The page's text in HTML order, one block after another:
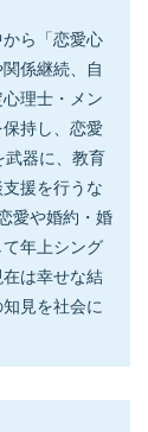
ら「恋愛心
係継続、自
理士・メン
持し、恋愛
武器に、教育
援を行うな
愛や婚約・婚
年上シング
は幸せな結
見を社会に